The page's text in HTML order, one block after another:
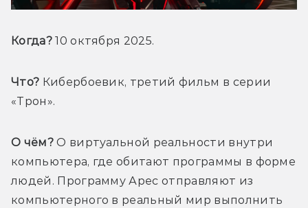
Когда? 10 октября 2025.
Что? Кибербоевик, третий фильм в серии
«Трон».
О чём? О виртуальной реальности внутри
компьютера, где обитают программы в форме
людей. Программу Арес отправляют из
компьютерного в реальный мир выполнить